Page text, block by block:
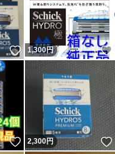
いいね！
1,300円
いいね！
2,300円